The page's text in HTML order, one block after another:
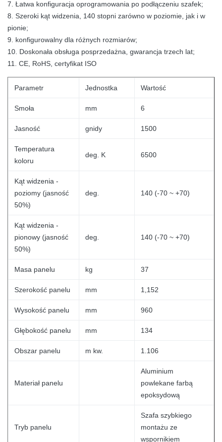
7. Łatwa konfiguracja oprogramowania po podłączeniu szafek;
8. Szeroki kąt widzenia, 140 stopni zarówno w poziomie, jak i w
pionie;
9. konfigurowalny dla różnych rozmiarów;
10. Doskonała obsługa posprzedażna, gwarancja trzech lat;
11. CE, RoHS, certyfikat ISO
Parametr Jednostka Wartość
Smoła mm 6
Jasność gnidy 1500
Temperatura
koloru
deg. K 6500
Kąt widzenia -
poziomy (jasność
50%)
deg. 140 (-70 ~ +70)
Kąt widzenia -
pionowy (jasność
50%)
deg. 140 (-70 ~ +70)
Masa panelu kg 37
Szerokość panelu mm 1,152
Wysokość panelu mm 960
Głębokość panelu mm 134
Obszar panelu m kw. 1.106
Materiał panelu
Aluminium
powlekane farbą
epoksydową
Tryb panelu
Szafa szybkiego
montażu ze
wspornikiem